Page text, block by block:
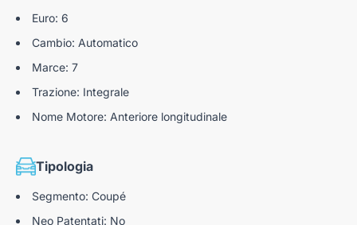
Audi drive select
Top View Camera
Sistema di ausilio al parcheggio plus
Park assist plus
Euro: 6
Cambio: Automatico
Marce: 7
Trazione: Integrale
Nome Motore: Anteriore longitudinale
Tipologia
Segmento: Coupé
Neo Patentati: No